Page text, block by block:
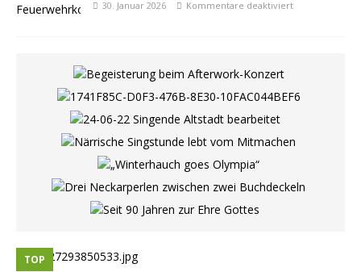
30. Januar 2026 Kommentare deaktiviert
TOP